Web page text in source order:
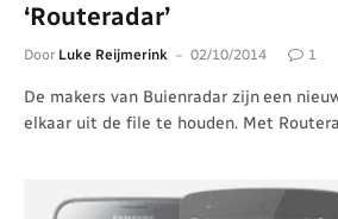
‘Routeradar’
Door Luke Reijmerink 02/10/2014 1
De makers van Buienradar zijn een
elkaar uit de file te houden. Met